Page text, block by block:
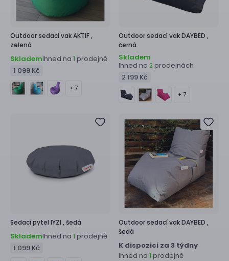
Outdoor sedací vakAKTIF ,
zelená
SklademIhned na 1 prodejně
1 099 Kč
+ 7
Outdoor sedací vakDAYBED ,
černá
Skladem
Ihned na 2 prodejnách
2 199 Kč
+ 7
Sedací pytel IYZI ,šedá
SklademIhned na 1 prodejně
1 099 Kč
Outdoor sedací vakDAYBED ,
šedá
K dispozici za 3 týdny
Ihned na 1 prodejně